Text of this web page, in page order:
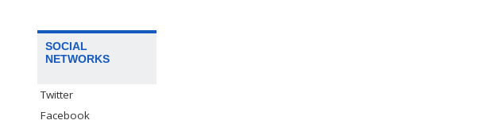
SOCIAL
NETWORKS
Twitter
Facebook